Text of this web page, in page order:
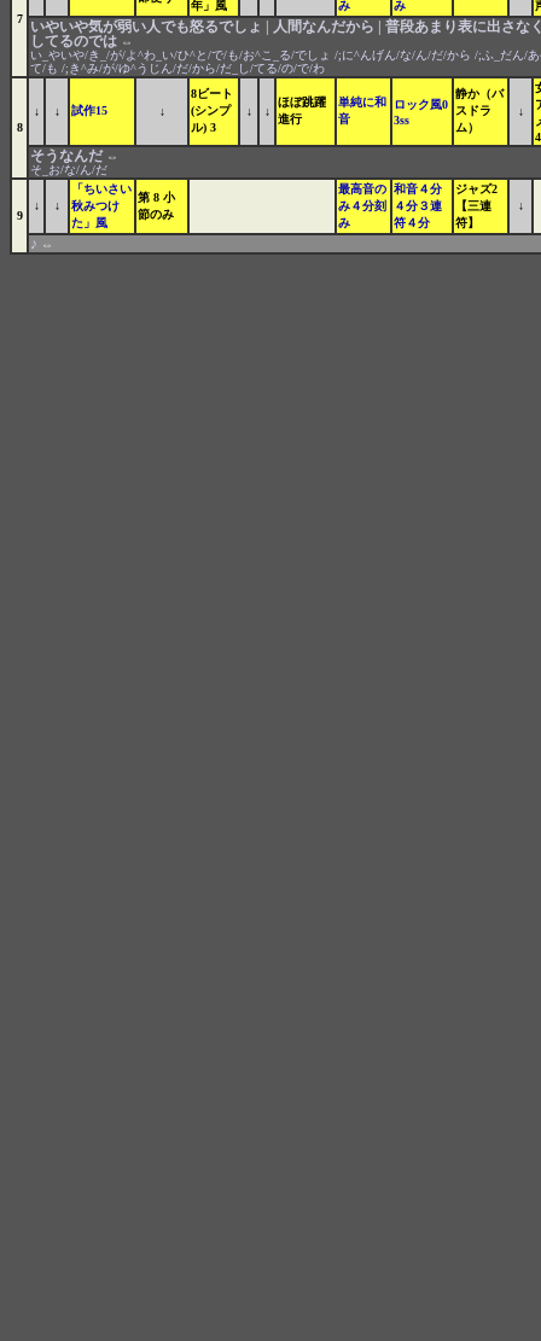
7
年」風
み
み
いやいや気が弱い人でも怒るでしょ | 人間なんだから | 普段あまり表に出さな
してるのでは ⇔
い_やいや/き_/が/よ^わ_い/ひ^と/で/も/お^こ_る/でしょ /;に^んげん/な/ん/だ/から /;ふ_だん/
て/も /;き^み/が/ゆ^うじん/だ/から/だ_し/てる/の/で/わ
8
↓ ↓ 試作15 ↓
8ビート
(シンプ
ル) 3
↓ ↓
ほぼ跳躍
進行
単純に和
音
ロック風0
3ss
静か（バ
スドラ
ム）
↓
4
そうなんだ ⇔
そ_お/な/ん/だ
9
↓ ↓
「ちいさい
秋みつけ
た」風
第 8 小
節のみ
最高音の
み４分刻
み
和音４分
４分３連
符４分
ジャズ2
【三連
符】
↓
♪ ⇔